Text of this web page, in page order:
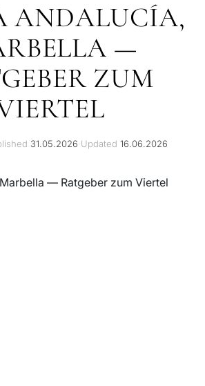
ANDALUCÍA,
—
ZUM
31.05.2026·Updated 16.06.2026